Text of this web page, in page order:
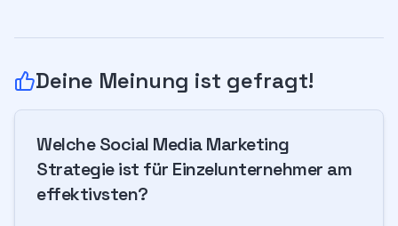
Deine Meinung ist gefragt!
Welche Social Media Marketing
Strategie ist für Einzelunternehmer am
effektivsten?